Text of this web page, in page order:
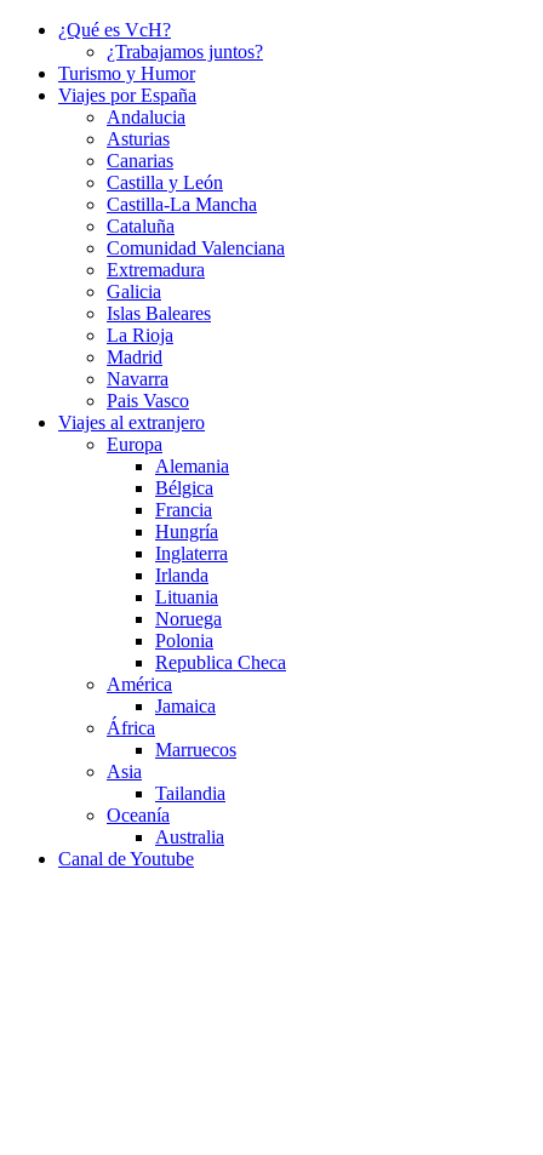
¿Qué es VcH?
¿Trabajamos juntos?
Turismo y Humor
Viajes por España
Andalucia
Asturias
Canarias
Castilla y León
Castilla-La Mancha
Cataluña
Comunidad Valenciana
Extremadura
Galicia
Islas Baleares
La Rioja
Madrid
Navarra
Pais Vasco
Viajes al extranjero
Europa
Alemania
Bélgica
Francia
Hungría
Inglaterra
Irlanda
Lituania
Noruega
Polonia
Republica Checa
América
Jamaica
África
Marruecos
Asia
Tailandia
Oceanía
Australia
Canal de Youtube